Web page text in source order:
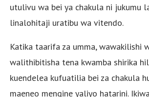
utulivu wa bei ya chakula ni jukumu
linalohitaji uratibu wa vitendo.
Katika taarifa za umma, wawakilishi
walithibitisha tena kwamba shirika
kuendelea kufuatilia bei za chakula
maeneo mengine yaliyo hatarini.